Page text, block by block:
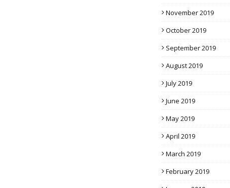
November 2019
October 2019
September 2019
August 2019
July 2019
June 2019
May 2019
April 2019
March 2019
February 2019